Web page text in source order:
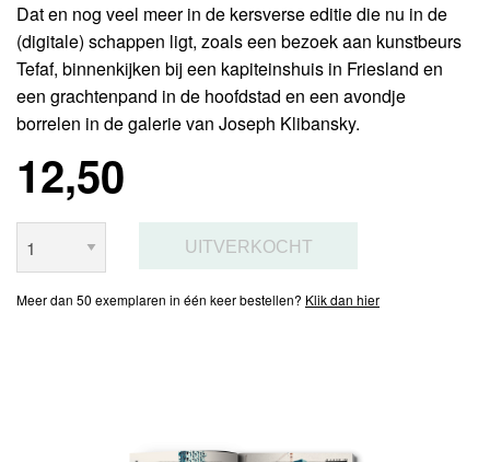
Dat en nog veel meer in de kersverse editie die nu in de
(digitale) schappen ligt, zoals een bezoek aan kunstbeurs
Tefaf, binnenkijken bij een kapiteinshuis in Friesland en
een grachtenpand in de hoofdstad en een avondje
borrelen in de galerie van Joseph Klibansky.
12,50
Meer dan 50 exemplaren in één keer bestellen? Klik dan hier